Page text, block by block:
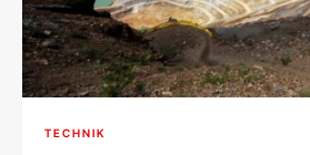
TECHNIK